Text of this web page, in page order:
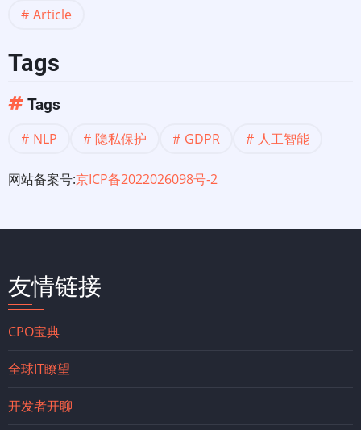
Article
Tags
Tags
NLP 隐私保护 GDPR 人工智能
网站备案号:京ICP备2022026098号-2
友情链接
CPO宝典
全球IT瞭望
开发者开聊